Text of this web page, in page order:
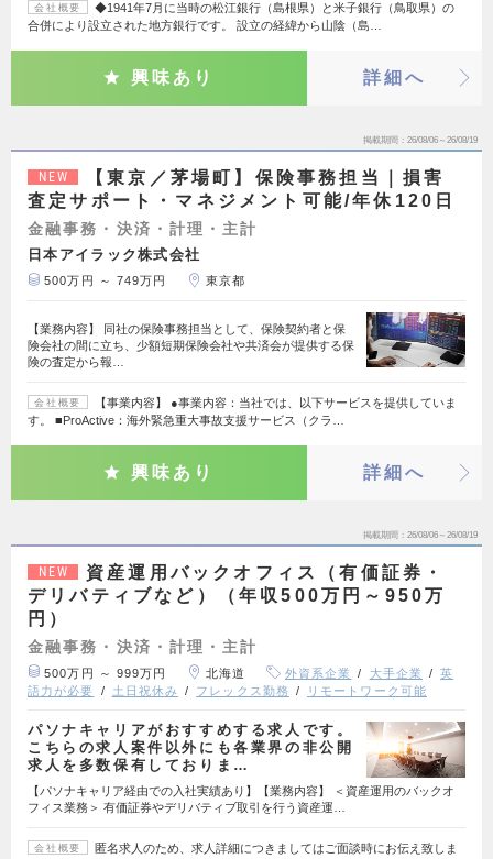
会社概要
◆1941年7月に当時の松江銀行（島根県）と米子銀行（鳥取県）の
合併により設立された地方銀行です。 設立の経緯から山陰（島…
興味あり 詳細へ
掲載期間 26/08/06～26/08/19
NEW
【東京／茅場町】保険事務担当｜損害
査定サポート・マネジメント可能/年休120日
金融事務・決済・計理・主計
日本アイラック株式会社
500万円 ～ 749万円 東京都
【業務内容】 同社の保険事務担当として、保険契約者と保
険会社の間に立ち、少額短期保険会社や共済会が提供する保
険の査定から報…
会社概要
【事業内容】 ●事業内容：当社では、以下サービスを提供していま
す。 ■ProActive：海外緊急重大事故支援サービス（クラ…
興味あり 詳細へ
掲載期間 26/08/06～26/08/19
NEW
資産運用バックオフィス（有価証券・
デリバティブなど）（年収500万円～950万
円）
金融事務・決済・計理・主計
500万円 ～ 999万円 北海道 外資系企業 大手企業
英
語力が必要
土日祝休み フレックス勤務 リモートワーク可能
パソナキャリアがおすすめする求人です。
こちらの求人案件以外にも各業界の非公開
求人を多数保有しておりま…
【パソナキャリア経由での入社実績あり】【業務内容】 ＜資産運用のバックオ
フィス業務＞ 有価証券やデリバティブ取引を行う資産運…
会社概要 匿名求人のため、求人詳細につきましてはご面談時にお伝え致しま